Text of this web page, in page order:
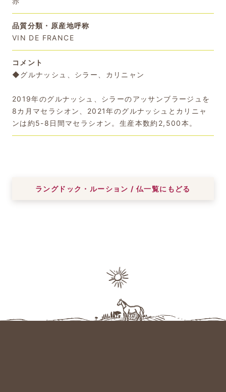
品質分類・原産地呼称
VIN DE FRANCE
コメント
◆グルナッシュ、シラー、カリニャン
2019年のグルナッシュ、シラーのアッサンブラージュを
8カ月マセラシオン、2021年のグルナッシュとカリニャ
ンは約5-8日間マセラシオン。生産本数約2,500本。
ラングドック・ルーション / 仏一覧にもどる